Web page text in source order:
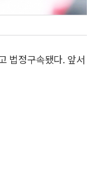
법정구속됐다. 앞서